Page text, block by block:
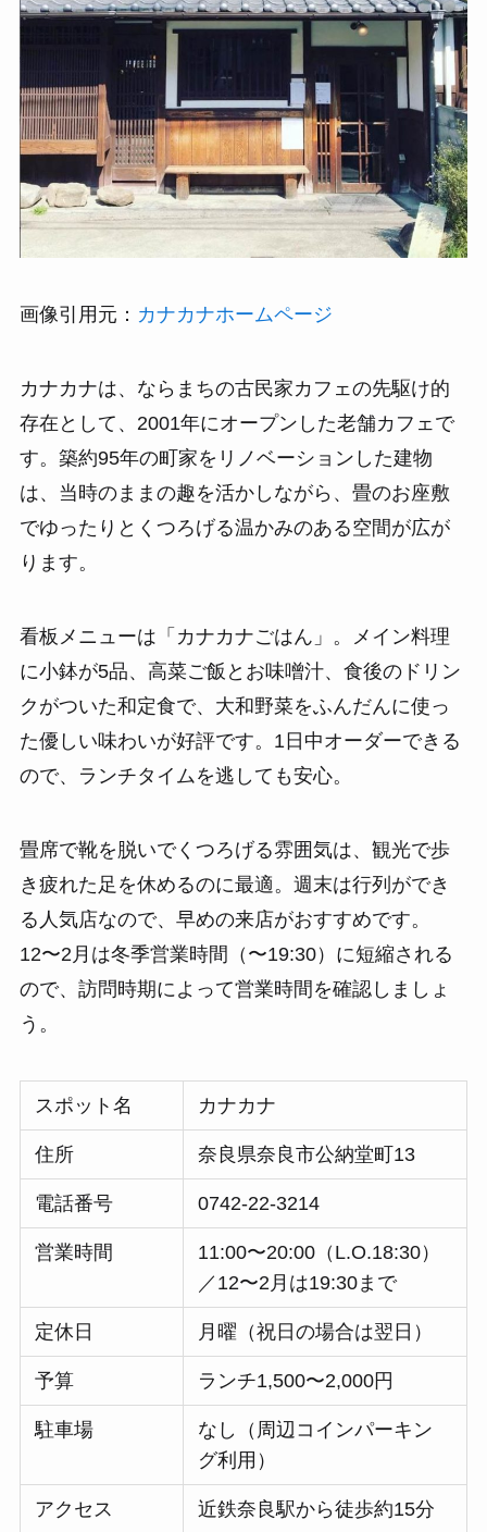
画像引用元： カナカナホームページ
カナカナは、ならまちの古民家カフェの先駆け的
存在として、2001年にオープンした老舗カフェで
す。築約95年の町家をリノベーションした建物
は、当時のままの趣を活かしながら、畳のお座敷
でゆったりとくつろげる温かみのある空間が広が
ります。
看板メニューは「カナカナごはん」。メイン料理
に小鉢が5品、高菜ご飯とお味噌汁、食後のドリン
クがついた和定食で、大和野菜をふんだんに使っ
た優しい味わいが好評です。1日中オーダーできる
ので、ランチタイムを逃しても安心。
畳席で靴を脱いでくつろげる雰囲気は、観光で歩
き疲れた足を休めるのに最適。週末は行列ができ
る人気店なので、早めの来店がおすすめです。
12〜2月は冬季営業時間（〜19:30）に短縮される
ので、訪問時期によって営業時間を確認しましょ
う。
スポット名 カナカナ
住所 奈良県奈良市公納堂町13
電話番号 0742-22-3214
営業時間
11:00〜20:00（L.O.18:30）
／12〜2月は19:30まで
定休日 月曜（祝日の場合は翌日）
予算 ランチ1,500〜2,000円
駐車場
なし（周辺コインパーキン
グ利用）
アクセス 近鉄奈良駅から徒歩約15分